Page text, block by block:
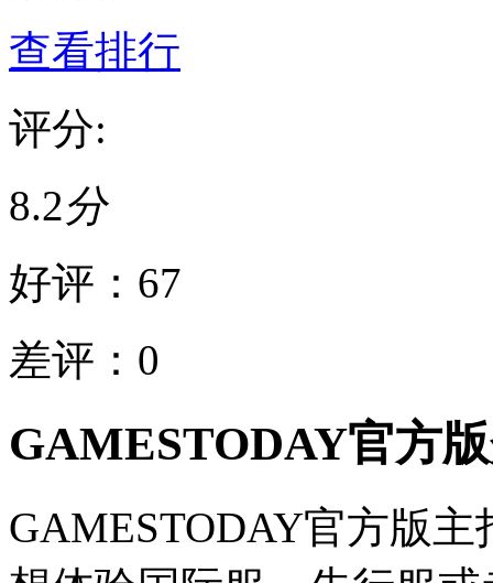
查看排行
评分:
8.2分
好评： 67
差评： 0
GAMESTODAY官方
GAMESTODAY官方版主